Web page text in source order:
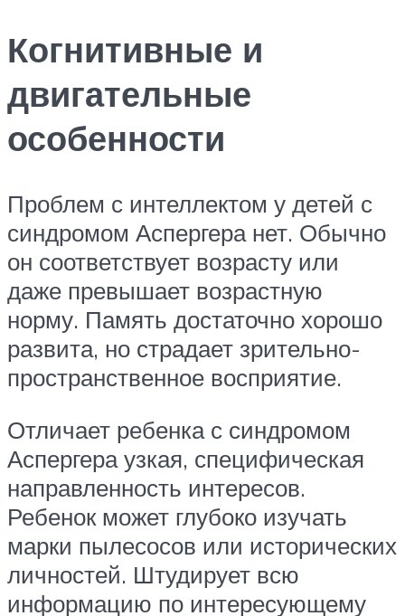
Когнитивные и
двигательные
особенности
Проблем с интеллектом у детей с
синдромом Аспергера нет. Обычно
он соответствует возрасту или
даже превышает возрастную
норму. Память достаточно хорошо
развита, но страдает зрительно-
пространственное восприятие.
Отличает ребенка с синдромом
Аспергера узкая, специфическая
направленность интересов.
Ребенок может глубоко изучать
марки пылесосов или исторических
личностей. Штудирует всю
информацию по интересующему